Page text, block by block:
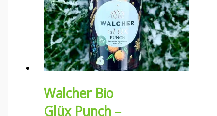
Walcher Bio
Glüx Punch –